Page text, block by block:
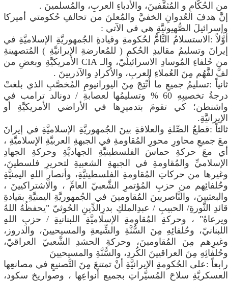
من الحُكَّامِ و المُثقَّفينَ، والأدباءِ العربِ، والمُسلمينَ .
​إنَّ هدفَ العُدوانِ الخفيَّ والمُعلنَ من تحالفِ حُكومتي أميركا
وإسرائيلَ الصُّهيونيَّةِ هي في الآتي :
​أوَّلاً :الاستسلامُ التَّامُّ لحُكومةِ وقيادةِ الجُمهوريَّةِ الإسلاميَّةِ في
إيرانَ وتسليمُ مقاليدِ الحُكمِ ( للمُعارضةِ الإيرانيَّةِ ) المُتصهينةِ
من حُلفاءِ المُوسادِ الاسرائيليّ، والـ CIA الأمريكيَّةِ وبعضِ من
لفَّ لفَّهُم مِنَ العُملاءِ العربِ، والأكرادِ والآذريينَ .
​ثانياً :تسليمُ جميعِ ما أُنْتِجَ مِنَ اليورانيومِ المُخصَّبِ الذي بلغتْ
درجةُ تخصيبِهِ 60 ‎%‎ وتسليمُها لعصابةِ / دونالد ترامب في
واشنطن؛ كي تقومَ بتدميرِها في الأراضي الأمريكيَّةِ أو
الإيرانيَّةِ.
​ثالثاً :قطعُ الصِّلةِ والعلاقةِ بينَ الجُمهوريَّةِ الإسلاميَّةِ في إيرانَ
معَ جميعِ محاورِ محورِ المُقاومةِ في الجبهةِ العربيَّةِ الإسلاميَّةِ ،
أي معَ حركةِ حماسَ الفلسطينيَّةِ الجهاديَّةِ وحركةِ الجهادِ
الإسلاميِّ والمُقاومةِ في الجبهةِ الشعبيةِ لتحريرِ فلسطينَ،
وغيرها من حركاتِ المُقاومةِ الفلسطينيَّةِ، وأنصارِ اللهِ اليمنيَّةِ
وحُلفائِهم من حزبِ المُؤتمرِ الشَّعبيّ العامِّ ، والاشتراكيينَ ،
والبعثيينَ، والنَّاصريينَ المُقاومينَ في الجُمهوريَّةِ اليمنيَّةِ بقيادةِ
قائدِ الثَّورةِ/ الحبيبِ / عبدِالملكِ بدرِالدِّينِ الحُوثيّ "يحفظُهُ اللهُ
ويرعاهُ" ، وحركةِ المُقاومةِ الإسلاميَّةِ اللبنانيةِ / حزبِ اللهِ
اللبنانيّ، وحُلفائِهِ مِنَ السُّنَّةِ والشِّيعةِ والمسيحيينَ، والدروز،
وغيرِهم مِنَ المُقاومينَ، وحركةِ الحشدِ الشَّعبيّ العراقيّ،
وحُلفائِهِ مِنَ العراقيينَ الكُردِ، والسُّنَّةِ والمسيحيينَ
رابعاً :على الحُكومةِ الإيرانيَّةِ أنْ تمتنعَ مِنَ التَّصنيعِ في مصانعِها
العسكريَّةِ سلاحَ المُسيَّراتِ بجميعِ أنواعِها ، وصواريخِ سكود،